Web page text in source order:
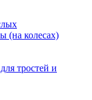
(на колесах)
тростей и